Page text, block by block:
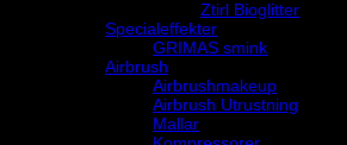
Ztirl Bioglitter
Specialeffekter
GRIMAS smink
Airbrush
Airbrushmakeup
Airbrush Utrustning
Mallar